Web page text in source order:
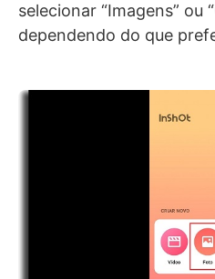
selecionar “Imagens” ou
dependendo do que